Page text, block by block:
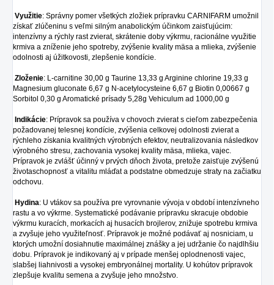
Využitie: Správny pomer všetkých zložiek prípravku CARNIFARM umožnil
získať zlúčeninu s veľmi silným anabolickým účinkom zaisťujúcim:
intenzívny a rýchly rast zvierat, skrátenie doby výkrmu, racionálne využitie
krmiva a zníženie jeho spotreby, zvýšenie kvality mäsa a mlieka, zvýšenie
odolnosti aj úžitkovosti, zlepšenie kondície.
Zloženie: L-carnitine 30,00 g Taurine 13,33 g Arginine chlorine 19,33 g
Magnesium gluconate 6,67 g N-acetylocysteine 6,67 g Biotin 0,00667 g
Sorbitol 0,30 g Aromatické prísady 5,28g Vehiculum ad 1000,00 g
Indikácie: Prípravok sa používa v chovoch zvierat s cieľom zabezpečenia
požadovanej telesnej kondície, zvýšenia celkovej odolnosti zvierat a
rýchleho získania kvalitných výrobných efektov, neutralizovania následkov
výrobného stresu, zachovania vysokej kvality mäsa, mlieka, vajec.
Prípravok je zvlášť účinný v prvých dňoch života, pretože zaisťuje zvýšenú
životaschopnosť a vitalitu mláďat a podstatne obmedzuje straty na začiatku
odchovu.
Hydina: U vtákov sa používa pre vyrovnanie vývoja v období intenzívneho
rastu a vo výkrme. Systematické podávanie prípravku skracuje obdobie
výkrmu kuracích, morkacích aj husacích brojlerov, znižuje spotrebu krmiva
a zvyšuje jeho využiteľnosť. Prípravok je možné podávať aj nosniciam, u
ktorých umožní dosiahnutie maximálnej znášky a jej udržanie čo najdlhšiu
dobu. Prípravok je indikovaný aj v prípade menšej oplodnenosti vajec,
slabšej liahnivosti a vysokej embryonálnej mortality. U kohútov prípravok
zlepšuje kvalitu semena a zvyšuje jeho množstvo.